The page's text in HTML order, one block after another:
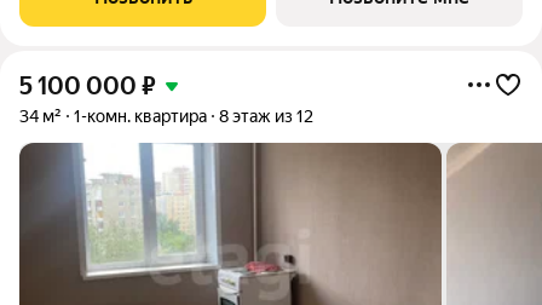
строящиеся ключевые
5 100 000 ₽
34 м² 1-комн. квартира 8 этаж из 12